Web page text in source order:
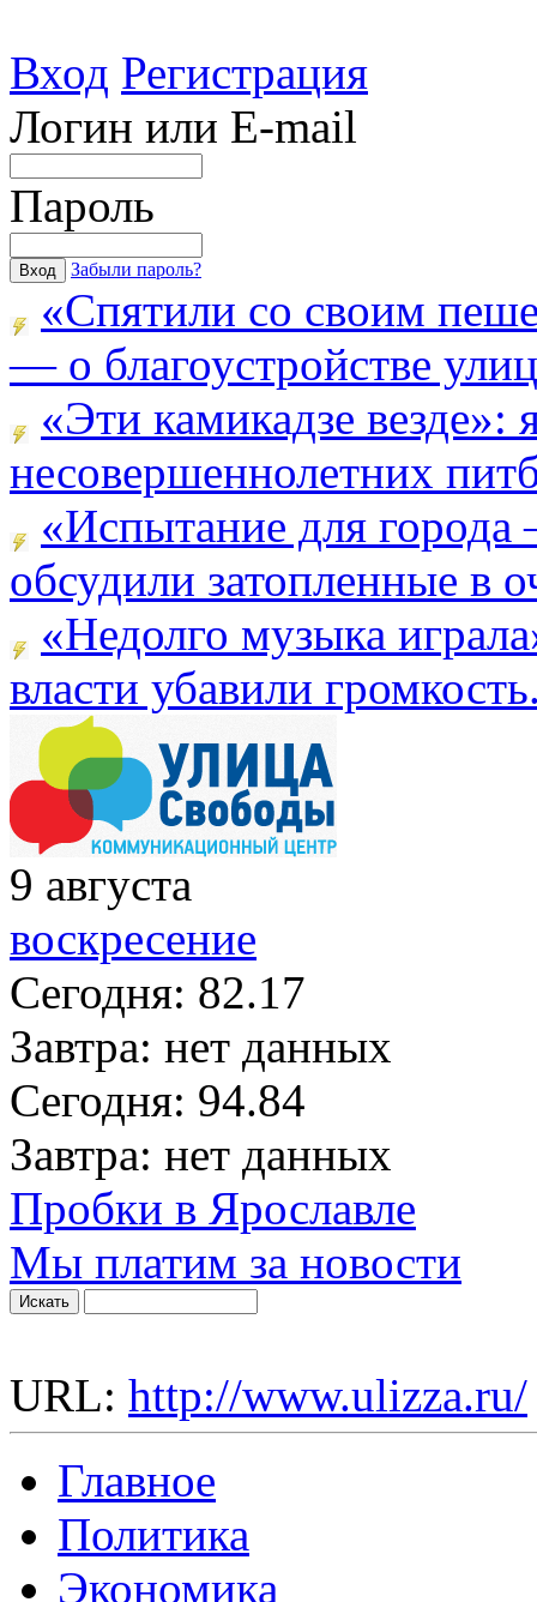
Вход Регистрация
Логин или E-mail
Пароль
Забыли пароль?
«Спятили со своим
— о благоустройстве
«Эти камикадзе везде»:
несовершеннолетних
«Испытание для
обсудили затопленные в
«Недолго музыка
власти убавили
9 августа
воскресение
Сегодня: 82.17
Завтра: нет данных
Сегодня: 94.84
Завтра: нет данных
Пробки в Ярославле
Мы платим за новости
URL: http://www.ulizza.ru/
Главное
Политика
Экономика